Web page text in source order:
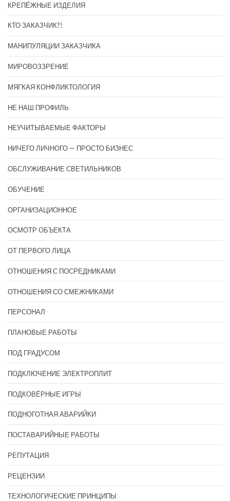
КРЕПЁЖНЫЕ ИЗДЕЛИЯ
КТО ЗАКАЗЧИК?!
МАНИПУЛЯЦИИ ЗАКАЗЧИКА
МИРОВОЗЗРЕНИЕ
МЯГКАЯ КОНФЛИКТОЛОГИЯ
НЕ НАШ ПРОФИЛЬ
НЕУЧИТЫВАЕМЫЕ ФАКТОРЫ
НИЧЕГО ЛИЧНОГО — ПРОСТО БИЗНЕС
ОБСЛУЖИВАНИЕ СВЕТИЛЬНИКОВ
ОБУЧЕНИЕ
ОРГАНИЗАЦИОННОЕ
ОСМОТР ОБЪЕКТА
ОТ ПЕРВОГО ЛИЦА
ОТНОШЕНИЯ С ПОСРЕДНИКАМИ
ОТНОШЕНИЯ СО СМЕЖНИКАМИ
ПЕРСОНАЛ
ПЛАНОВЫЕ РАБОТЫ
ПОД ГРАДУСОМ
ПОДКЛЮЧЕНИЕ ЭЛЕКТРОПЛИТ
ПОДКОВЁРНЫЕ ИГРЫ
ПОДНОГОТНАЯ АВАРИЙКИ
ПОСТАВАРИЙНЫЕ РАБОТЫ
РЕПУТАЦИЯ
РЕЦЕНЗИИ
ТЕХНОЛОГИЧЕСКИЕ ПРИНЦИПЫ